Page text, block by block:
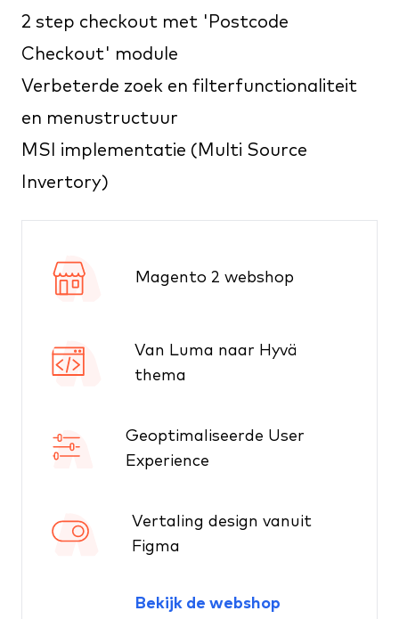
2 step checkout met 'Postcode
Checkout' module
Verbeterde zoek en filterfunctionaliteit
en menustructuur
MSI implementatie (Multi Source
Invertory)
Magento 2 webshop
Van Luma naar Hyvä
thema
Geoptimaliseerde User
Experience
Vertaling design vanuit
Figma
Bekijk de webshop